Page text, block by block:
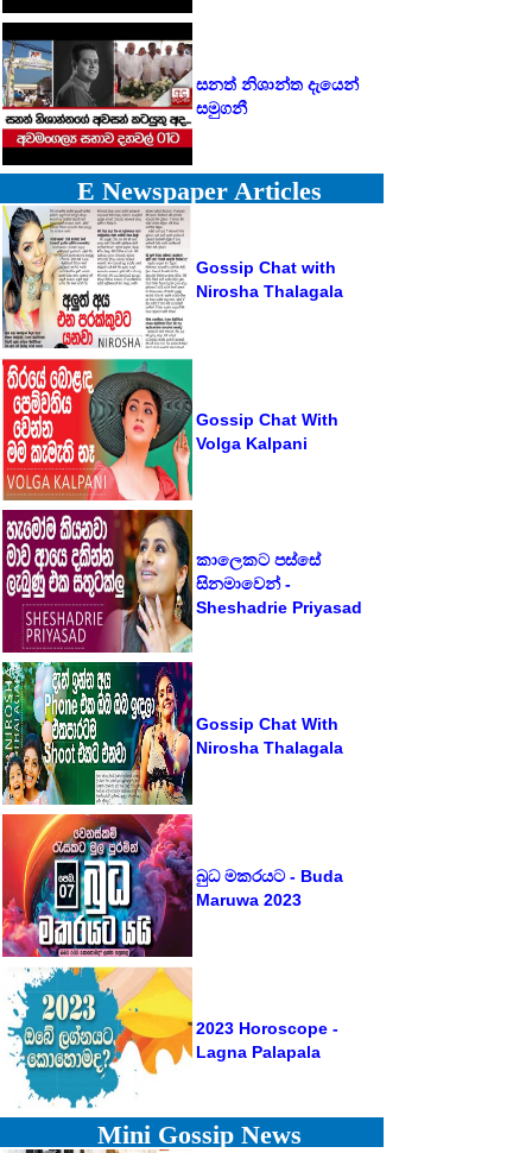
සනත් නිශාන්ත දැයෙන්
සමුගනී
E Newspaper Articles
Gossip Chat with
Nirosha Thalagala
Gossip Chat With
Volga Kalpani
කාලෙකට පස්සේ
සිනමාවෙන් -
Sheshadrie Priyasad
Gossip Chat With
Nirosha Thalagala
බුධ මකරයට - Buda
Maruwa 2023
2023 Horoscope -
Lagna Palapala
Mini Gossip News